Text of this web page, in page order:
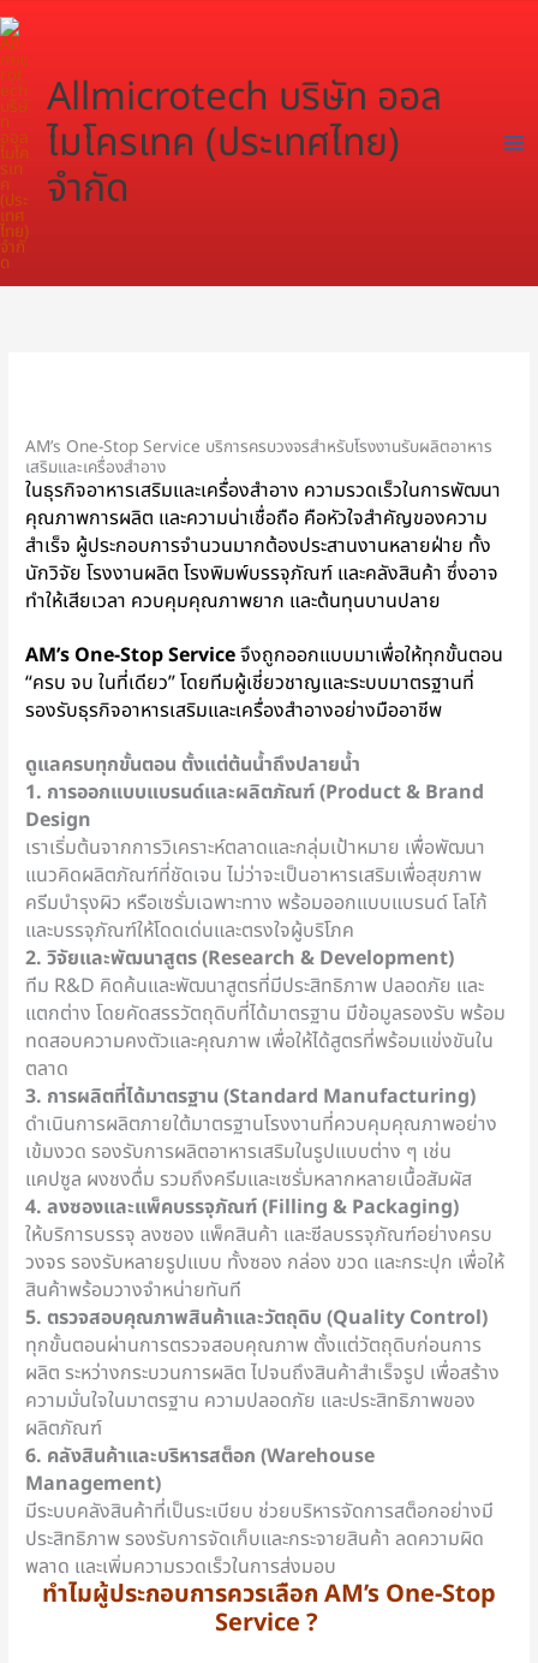
Skip
to
content
Allmicrotech บริษัท ออล
ไมโครเทค (ประเทศไทย)
จำกัด
AM’s One-Stop Service บริการครบวงจรสำหรับโรงงานรับผลิตอาหาร
เสริมและเครื่องสำอาง
ในธุรกิจอาหารเสริมและเครื่องสำอาง ความรวดเร็วในการพัฒนา
คุณภาพการผลิต และความน่าเชื่อถือ คือหัวใจสำคัญของความ
สำเร็จ ผู้ประกอบการจำนวนมากต้องประสานงานหลายฝ่าย ทั้ง
นักวิจัย โรงงานผลิต โรงพิมพ์บรรจุภัณฑ์ และคลังสินค้า ซึ่งอาจ
ทำให้เสียเวลา ควบคุมคุณภาพยาก และต้นทุนบานปลาย
AM’s One-Stop Serviceจึงถูกออกแบบมาเพื่อให้ทุกขั้นตอน
“ครบ จบ ในที่เดียว” โดยทีมผู้เชี่ยวชาญและระบบมาตรฐานที่
รองรับธุรกิจอาหารเสริมและเครื่องสำอางอย่างมืออาชีพ
ดูแลครบทุกขั้นตอน ตั้งแต่ต้นน้ำถึงปลายน้ำ
1. การออกแบบแบรนด์และผลิตภัณฑ์ (Product & Brand
Design
เราเริ่มต้นจากการวิเคราะห์ตลาดและกลุ่มเป้าหมาย เพื่อพัฒนา
แนวคิดผลิตภัณฑ์ที่ชัดเจน ไม่ว่าจะเป็นอาหารเสริมเพื่อสุขภาพ
ครีมบำรุงผิว หรือเซรั่มเฉพาะทาง พร้อมออกแบบแบรนด์ โลโก้
และบรรจุภัณฑ์ให้โดดเด่นและตรงใจผู้บริโภค
2. วิจัยและพัฒนาสูตร (Research & Development)
ทีม R&D คิดค้นและพัฒนาสูตรที่มีประสิทธิภาพ ปลอดภัย และ
แตกต่าง โดยคัดสรรวัตถุดิบที่ได้มาตรฐาน มีข้อมูลรองรับ พร้อม
ทดสอบความคงตัวและคุณภาพ เพื่อให้ได้สูตรที่พร้อมแข่งขันใน
ตลาด
3. การผลิตที่ได้มาตรฐาน (Standard Manufacturing)
ดำเนินการผลิตภายใต้มาตรฐานโรงงานที่ควบคุมคุณภาพอย่าง
เข้มงวด รองรับการผลิตอาหารเสริมในรูปแบบต่าง ๆ เช่น
แคปซูล ผงชงดื่ม รวมถึงครีมและเซรั่มหลากหลายเนื้อสัมผัส
4. ลงซองและแพ็คบรรจุภัณฑ์ (Filling & Packaging)
ให้บริการบรรจุ ลงซอง แพ็คสินค้า และซีลบรรจุภัณฑ์อย่างครบ
วงจร รองรับหลายรูปแบบ ทั้งซอง กล่อง ขวด และกระปุก เพื่อให้
สินค้าพร้อมวางจำหน่ายทันที
5. ตรวจสอบคุณภาพสินค้าและวัตถุดิบ (Quality Control)
ทุกขั้นตอนผ่านการตรวจสอบคุณภาพ ตั้งแต่วัตถุดิบก่อนการ
ผลิต ระหว่างกระบวนการผลิต ไปจนถึงสินค้าสำเร็จรูป เพื่อสร้าง
ความมั่นใจในมาตรฐาน ความปลอดภัย และประสิทธิภาพของ
ผลิตภัณฑ์
6. คลังสินค้าและบริหารสต็อก (Warehouse
Management)
มีระบบคลังสินค้าที่เป็นระเบียบ ช่วยบริหารจัดการสต็อกอย่างมี
ประสิทธิภาพ รองรับการจัดเก็บและกระจายสินค้า ลดความผิด
พลาด และเพิ่มความรวดเร็วในการส่งมอบ
ทำไมผู้ประกอบการควรเลือก AM’s One-Stop
Service ?